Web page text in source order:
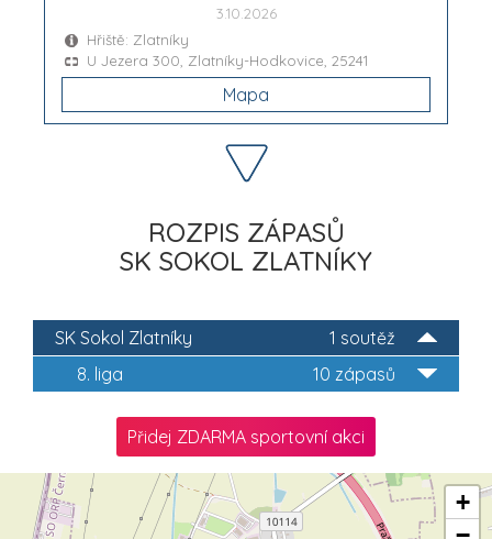
3.10.2026
Hřiště: Zlatníky
U Jezera 300, Zlatníky-Hodkovice, 25241
Mapa
ROZPIS ZÁPASŮ
SK SOKOL ZLATNÍKY
1 soutěž
SK Sokol Zlatníky
10 zápasů
8. liga
Přidej ZDARMA sportovní akci
+